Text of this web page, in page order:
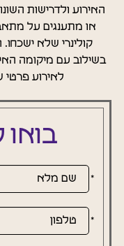
האירוע ולדרישות
או מתענגים על
קולינרי שלא
בשילוב עם מיקומה
לאירוע פרטי
בואו
אנא
מלאו
את
טופס